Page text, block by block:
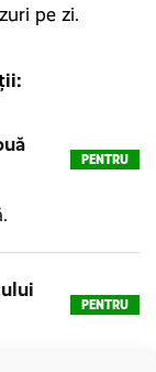
pe zi.
PENTRU
PENTRU